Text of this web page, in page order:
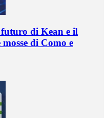
di Kean e il
di Como e